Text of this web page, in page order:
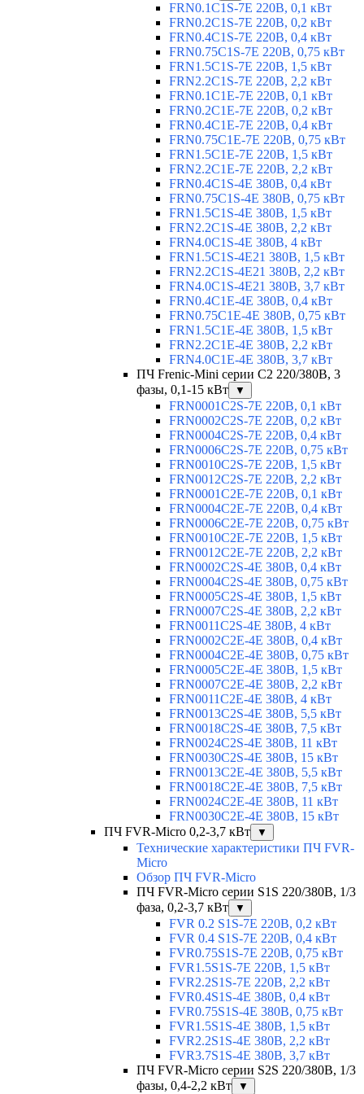
FRN0.1C1S-7E 220В, 0,1 кВт
FRN0.2C1S-7E 220В, 0,2 кВт
FRN0.4C1S-7E 220В, 0,4 кВт
FRN0.75C1S-7E 220В, 0,75 кВт
FRN1.5C1S-7E 220В, 1,5 кВт
FRN2.2C1S-7E 220В, 2,2 кВт
FRN0.1C1E-7E 220В, 0,1 кВт
FRN0.2C1E-7E 220В, 0,2 кВт
FRN0.4C1E-7E 220В, 0,4 кВт
FRN0.75C1E-7E 220В, 0,75 кВт
FRN1.5C1E-7E 220В, 1,5 кВт
FRN2.2C1E-7E 220В, 2,2 кВт
FRN0.4C1S-4E 380В, 0,4 кВт
FRN0.75C1S-4E 380В, 0,75 кВт
FRN1.5C1S-4E 380В, 1,5 кВт
FRN2.2C1S-4E 380В, 2,2 кВт
FRN4.0C1S-4E 380В, 4 кВт
FRN1.5C1S-4E21 380В, 1,5 кВт
FRN2.2C1S-4E21 380В, 2,2 кВт
FRN4.0C1S-4E21 380В, 3,7 кВт
FRN0.4C1E-4E 380В, 0,4 кВт
FRN0.75C1E-4E 380В, 0,75 кВт
FRN1.5C1E-4E 380В, 1,5 кВт
FRN2.2C1E-4E 380В, 2,2 кВт
FRN4.0C1E-4E 380В, 3,7 кВт
ПЧ Frenic-Mini серии С2 220/380В, 3
фазы, 0,1-15 кВт
▼
FRN0001C2S-7E 220В, 0,1 кВт
FRN0002C2S-7E 220В, 0,2 кВт
FRN0004C2S-7E 220В, 0,4 кВт
FRN0006C2S-7E 220В, 0,75 кВт
FRN0010C2S-7E 220В, 1,5 кВт
FRN0012C2S-7E 220В, 2,2 кВт
FRN0001C2E-7E 220В, 0,1 кВт
FRN0004C2E-7E 220В, 0,4 кВт
FRN0006C2E-7E 220В, 0,75 кВт
FRN0010C2E-7E 220В, 1,5 кВт
FRN0012C2E-7E 220В, 2,2 кВт
FRN0002C2S-4E 380В, 0,4 кВт
FRN0004C2S-4E 380В, 0,75 кВт
FRN0005C2S-4E 380В, 1,5 кВт
FRN0007C2S-4E 380В, 2,2 кВт
FRN0011C2S-4E 380В, 4 кВт
FRN0002C2E-4E 380В, 0,4 кВт
FRN0004C2E-4E 380В, 0,75 кВт
FRN0005C2E-4E 380В, 1,5 кВт
FRN0007C2E-4E 380В, 2,2 кВт
FRN0011C2E-4E 380В, 4 кВт
FRN0013C2S-4E 380В, 5,5 кВт
FRN0018C2S-4E 380В, 7,5 кВт
FRN0024C2S-4E 380В, 11 кВт
FRN0030C2S-4E 380В, 15 кВт
FRN0013C2E-4E 380В, 5,5 кВт
FRN0018C2E-4E 380В, 7,5 кВт
FRN0024C2E-4E 380В, 11 кВт
FRN0030C2E-4E 380В, 15 кВт
ПЧ FVR-Micro 0,2-3,7 кВт
▼
Технические характеристики ПЧ FVR-
Micro
Обзор ПЧ FVR-Micro
ПЧ FVR-Micro серии S1S 220/380В, 1/3
фаза, 0,2-3,7 кВт
▼
FVR 0.2 S1S-7E 220В, 0,2 кВт
FVR 0.4 S1S-7E 220В, 0,4 кВт
FVR0.75S1S-7E 220В, 0,75 кВт
FVR1.5S1S-7E 220В, 1,5 кВт
FVR2.2S1S-7E 220В, 2,2 кВт
FVR0.4S1S-4E 380В, 0,4 кВт
FVR0.75S1S-4E 380В, 0,75 кВт
FVR1.5S1S-4E 380В, 1,5 кВт
FVR2.2S1S-4E 380В, 2,2 кВт
FVR3.7S1S-4E 380В, 3,7 кВт
ПЧ FVR-Micro серии S2S 220/380В, 1/3
фазы, 0,4-2,2 кВт
▼